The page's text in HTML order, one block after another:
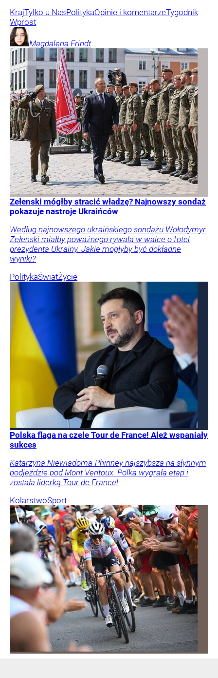
KrajTylko u NasPolitykaOpinie i komentarzeTygodnik
Wprost
Magdalena Frindt
Zełenski mógłby stracić władzę? Najnowszy sondaż
pokazuje nastroje Ukraińców
Według najnowszego ukraińskiego sondażu Wołodymyr
Zełenski miałby poważnego rywala w walce o fotel
prezydenta Ukrainy. Jakie mogłyby być dokładne
wyniki?
PolitykaŚwiatŻycie
Polska flaga na czele Tour de France! Ależ wspaniały
sukces
Katarzyna Niewiadoma-Phinney najszybsza na słynnym
podjeździe pod Mont Ventoux. Polka wygrała etap i
została liderką Tour de France!
KolarstwoSport